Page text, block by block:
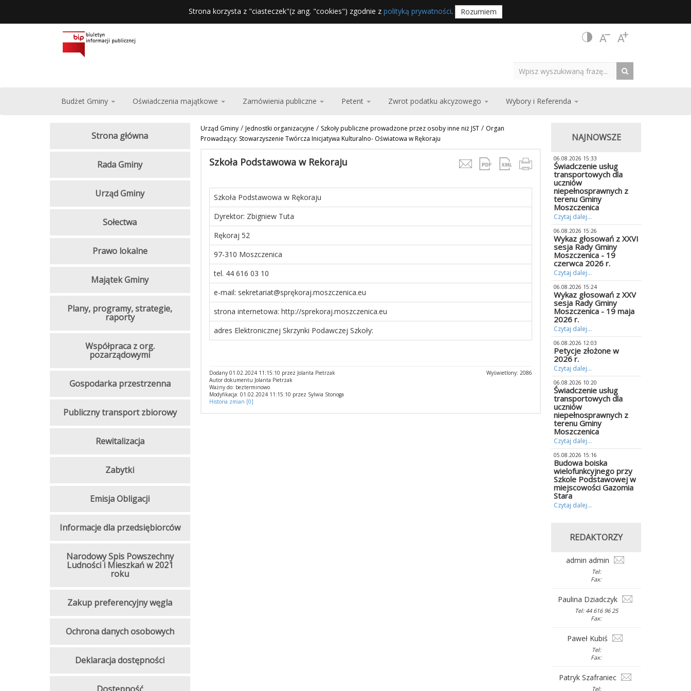
Strona korzysta z "ciasteczek"(z ang. "cookies") zgodnie z polityką prywatności. Rozumiem
Budżet Gminy Oświadczenia majątkowe Zamówienia publiczne Petent Zwrot podatku akcyzowego Wybory i Referenda
Urząd Gminy/ Jednostki organizacyjne / Szkoły publiczne prowadzone przez osoby inne niż JST/ Organ
Prowadzący: Stowarzyszenie Twórcza Inicjatywa Kulturalno- Oświatowa w Rękoraju
Szkoła Podstawowa w Rekoraju
Szkoła Podstawowa w Rękoraju
Dyrektor: Zbigniew Tuta
Rękoraj 52
97-310 Moszczenica
tel. 44 616 03 10
e-mail: sekretariat@sprękoraj.moszczenica.eu
strona internetowa: http://sprekoraj.moszczenica.eu
adres Elektronicznej Skrzynki Podawczej Szkoły:
Wyświetlony: 2086
Dodany 01.02.2024 11:15:10 przez Jolanta Pietrzak
Autor dokumentu Jolanta Pietrzak
Ważny do: bezterminowo
Modyfikacja: 01.02.2024 11:15:10 przez Sylwia Stonoga
Historia zmian [0]
Strona główna
Rada Gminy
Urząd Gminy
Sołectwa
Prawo lokalne
Majątek Gminy
Plany, programy, strategie,
raporty
Współpraca z org.
pozarządowymi
Gospodarka przestrzenna
Publiczny transport zbiorowy
Rewitalizacja
Zabytki
Emisja Obligacji
Informacje dla przedsiębiorców
Narodowy Spis Powszechny
Ludności i Mieszkań w 2021
roku
Zakup preferencyjny węgla
Ochrona danych osobowych
Deklaracja dostępności
NAJNOWSZE
06.08.2026 15:33
Świadczenie usług
transportowych dla
uczniów
niepełnosprawnych z
terenu Gminy
Moszczenica
Czytaj dalej...
06.08.2026 15:26
Wykaz głosowań z XXVI
sesja Rady Gminy
Moszczenica - 19
czerwca 2026 r.
Czytaj dalej...
06.08.2026 15:24
Wykaz głosowań z XXV
sesja Rady Gminy
Moszczenica - 19 maja
2026 r.
Czytaj dalej...
06.08.2026 12:03
Petycje złożone w
2026 r.
Czytaj dalej...
06.08.2026 10:20
Świadczenie usług
transportowych dla
uczniów
niepełnosprawnych z
terenu Gminy
Moszczenica
Czytaj dalej...
05.08.2026 15:16
Budowa boiska
wielofunkcyjnego przy
Szkole Podstawowej w
miejscowości Gazomia
Stara
Czytaj dalej...
REDAKTORZY
admin admin
Tel:
Fax:
Paulina Dziadczyk
Tel: 44 616 96 25
Fax:
Paweł Kubiś
Tel:
Fax:
Patryk Szafraniec
Tel: